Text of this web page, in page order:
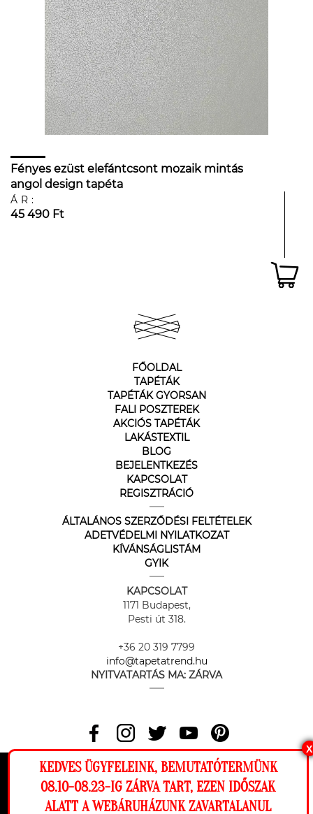
Ez a weboldal cookie-kat használ, hogy a
lehető legjobb élményt nyújtsa honlapunkon.
Fényes ezüst elefántcsont mozaik mintás
angol design tapéta
ÁR:
45 490 Ft
FŐOLDAL
TAPÉTÁK
TAPÉTÁK GYORSAN
FALI POSZTEREK
AKCIÓS TAPÉTÁK
LAKÁSTEXTIL
BLOG
BEJELENTKEZÉS
KAPCSOLAT
REGISZTRÁCIÓ
ÁLTALÁNOS SZERZŐDÉSI FELTÉTELEK
ADETVÉDELMI NYILATKOZAT
KÍVÁNSÁGLISTÁM
GYIK
KAPCSOLAT
1171 Budapest,
Pesti út 318.
+36 20 319 7799
info@tapetatrend.hu
NYITVATARTÁS MA: ZÁRVA
Az online fizetést a Barion Payment Zrt. biztosítja, MNB engedély
száma: H-EN-I-1064/2013
X
KEDVES ÜGYFELEINK, BEMUTATÓTERMÜNK
08.10-08.23-IG ZÁRVA TART, EZEN IDŐSZAK
ALATT A WEBÁRUHÁZUNK ZAVARTALANUL